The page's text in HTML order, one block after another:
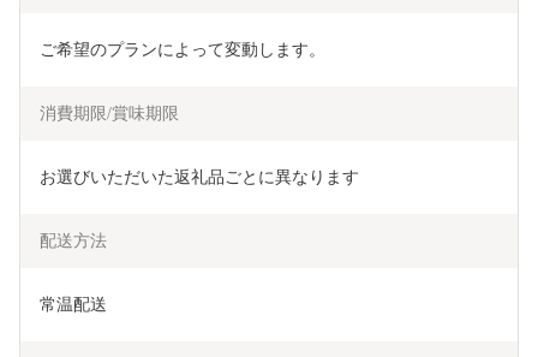
ご希望のプランによって変動します。
消費期限/賞味期限
お選びいただいた返礼品ごとに異なります
配送方法
常温配送